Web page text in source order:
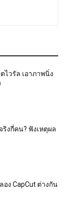
ไวรัล เอาภาพนิ่ง
ริงกี่คน? ฟังเหตุผล
อง CapCut ต่างกัน